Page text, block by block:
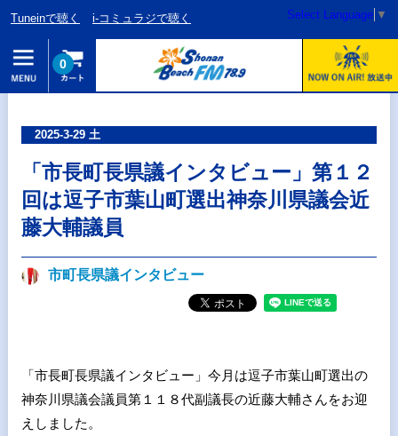
Tuneinで聴く i-コミュラジで聴く Select Language ▼
0
2025-3-29 土
「市長町長県議インタビュー」第１２
回は逗子市葉山町選出神奈川県議会近
藤大輔議員
市町長県議インタビュー
「市長町長県議インタビュー」今月は逗子市葉山町選出の
神奈川県議会議員第１１８代副議長の近藤大輔さんをお迎
えしました。